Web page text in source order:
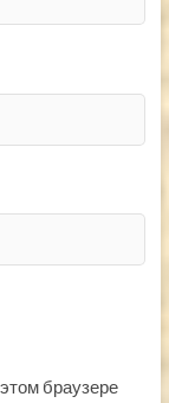
браузере